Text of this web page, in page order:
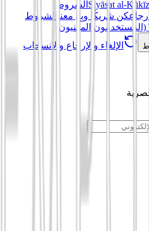
Siyāsat al-Kūkīz الشروط
كن شريكًا وبِع معنا
الشروط
الإلغاء والإرجاع والانسحاب